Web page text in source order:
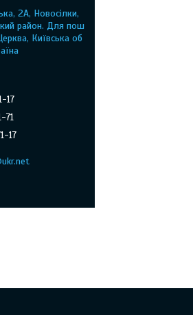
2А, Новосілки,
район. Для пош
Київська об
17
71
17